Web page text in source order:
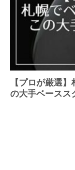
【プロが厳選
の大手ベースス